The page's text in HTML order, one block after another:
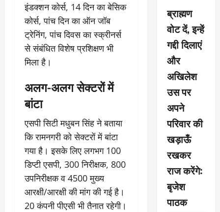
इंडक्शन कोर्स, 14 दिन का बेसिक
कोर्स, पांच दिन का ऑन जॉब
ट्रेनिंग, पांच दिवस का स्क्रीनर्स
से संबंधित विशेष प्रशिक्षण भी
मिला है।
अलग-अलग सेक्टरों में
बांटा
एसपी सिटी मधुबन सिंह ने बताया
कि रामनगरी को सेक्टरों में बांटा
गया है। इसके लिए लगभग 100
डिप्टी एसपी, 300 निरीक्षक, 800
उपनिरीक्षक व 4500 मुख्य
आरक्षी/आरक्षी की मांग की गई है।
20 कंपनी पीएसी भी तैनात रहेगी।
ब्राह्मण
वोट दें, इन्हें
गद्दी दिलाएं
और
अखिलेश
उस पर
अपने
परिवार की
खड़ाऊँ
रखकर
राज करेंगे:
बृजेश
पाठक